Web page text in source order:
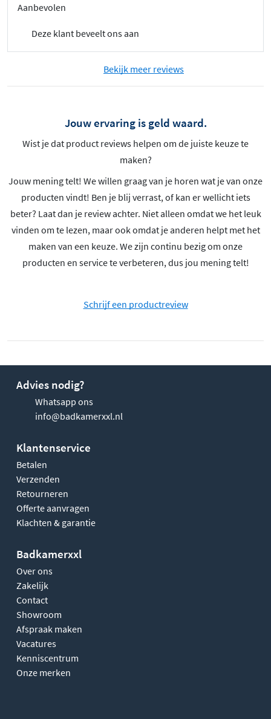
Aanbevolen
Deze klant beveelt ons aan
Bekijk meer reviews
Jouw ervaring is geld waard.
Wist je dat product reviews helpen om de juiste keuze te
maken?
Jouw mening telt! We willen graag van je horen wat je van onze
producten vindt! Ben je blij verrast, of kan er wellicht iets
beter? Laat dan je review achter. Niet alleen omdat we het leuk
vinden om te lezen, maar ook omdat je anderen helpt met het
maken van een keuze. We zijn continu bezig om onze
producten en service te verbeteren, dus jou mening telt!
Schrijf een productreview
Advies nodig?
Whatsapp ons
info@badkamerxxl.nl
Klantenservice
Betalen
Verzenden
Retourneren
Offerte aanvragen
Klachten & garantie
Badkamerxxl
Over ons
Zakelijk
Contact
Showroom
Afspraak maken
Vacatures
Kenniscentrum
Onze merken